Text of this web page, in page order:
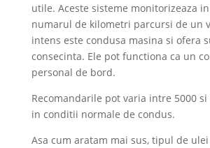
utile. Aceste sisteme monitorizeaza
numarul de kilometri parcursi de un
intens este condusa masina si ofera
consecinta. Ele pot functiona ca un
personal de bord.
Recomandarile pot varia intre 5000 si
in conditii normale de condus.
Asa cum aratam mai sus, tipul de